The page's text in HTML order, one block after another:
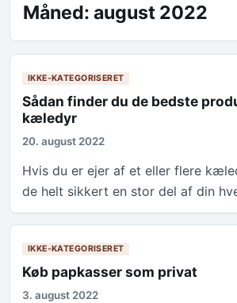
Måned: august 2022
IKKE-KATEGORISERET
Sådan finder du de bedste
kæledyr
20. august 2022
Hvis du er ejer af et eller flere
de helt sikkert en stor del af din
IKKE-KATEGORISERET
Køb papkasser som privat
3. august 2022